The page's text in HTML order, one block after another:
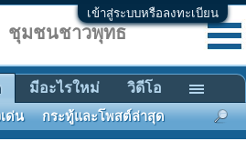
เข้าสู่ระบบหรือลงทะเบียน
ชุมชนชาวพุทธ
เด่น กระทู้และโพสต์ล่าสุด
มีอะไรใหม่ วิดีโอ